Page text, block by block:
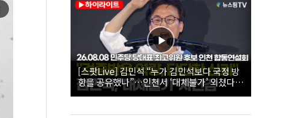
[스팟Live] 김민석 “누가 김민석보다 국정 방
향을 공유했나”…인천서 ‘대체불가’ 외쳤다 |
26.08.08 더불어민주당 당대표·최고위원 후